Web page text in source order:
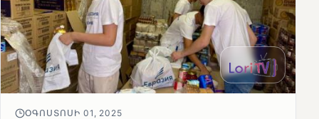
ՕԳՈՍՏՈՍԻ 01, 2025